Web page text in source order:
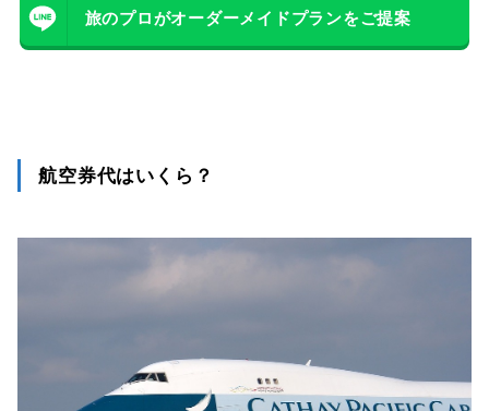
旅のプロがオーダーメイドプランをご提案
航空券代はいくら？